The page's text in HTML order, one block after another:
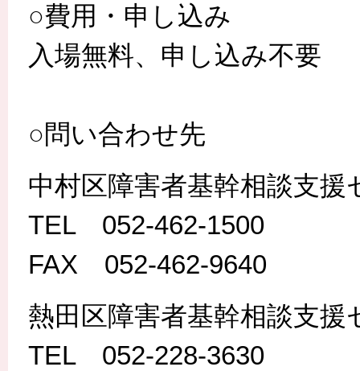
○費用・申し込み
入場無料、申し込み不要
○問い合わせ先
中村区障害者基幹相談支援
TEL 052-462-1500
FAX 052-462-9640
熱田区障害者基幹相談支援
TEL 052-228-3630